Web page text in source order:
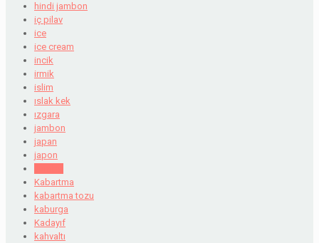
hindi jambon
iç pilav
ice
ice cream
incik
irmik
islim
ıslak kek
ızgara
jambon
japan
japon
Kabartma
kabartma tozu
kaburga
Kadayıf
kahvaltı